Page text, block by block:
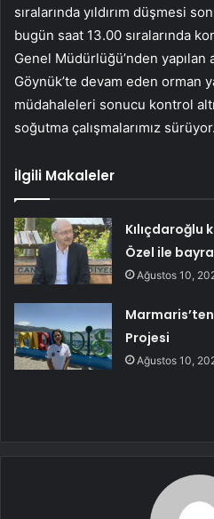
sıralarında yıldırım düşmesi
bugün saat 13.00 sıralarında
Genel Müdürlüğü’nden yapılan
Göynük’te devam eden orman
müdahaleleri sonucu kontrol
soğutma çalışmalarımız
İlgili Makaleler
Kılıçdaroğlu
Özel ile
Ağustos 10,
Projesi
Ağustos 10,